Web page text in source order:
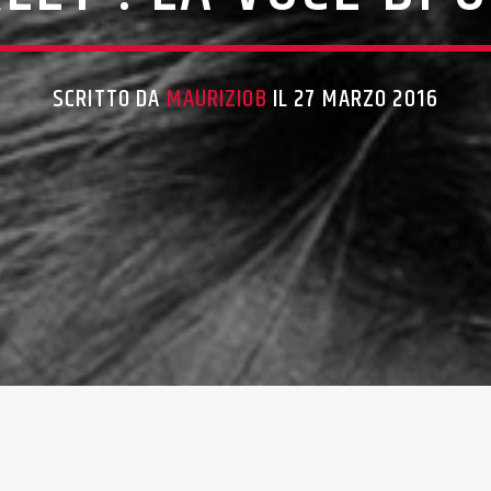
SCRITTO DAMAURIZIOB IL 27 MARZO 2016